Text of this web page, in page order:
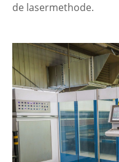
de lasermethode.